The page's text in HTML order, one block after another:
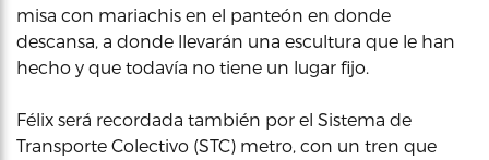
misa con mariachis en el panteón en donde
descansa, a donde llevarán una escultura que le han
hecho y que todavía no tiene un lugar fijo.
Félix será recordada también por el Sistema de
Transporte Colectivo (STC) metro, con un tren que